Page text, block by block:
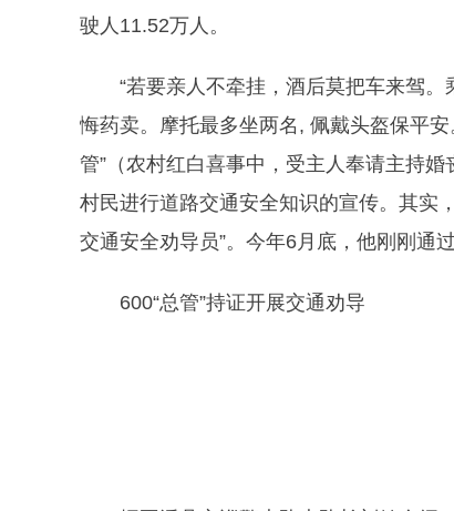
驶人11.52万人。
“若要亲人不牵挂，酒后莫把车来驾
悔药卖。摩托最多坐两名, 佩戴头盔保平
管”（农村红白喜事中，受主人奉请主持
村民进行道路交通安全知识的宣传。其实
交通安全劝导员”。今年6月底，他刚刚通
600“总管”持证开展交通劝导